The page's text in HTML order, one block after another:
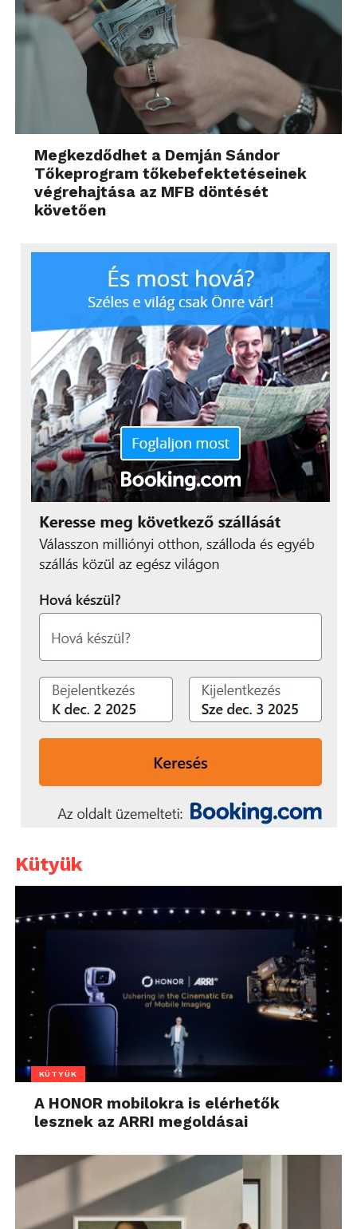
Megkezdődhet a Demján Sándor
Tőkeprogram tőkebefektetéseinek
végrehajtása az MFB döntését
követően
Kütyük
KÜTYÜK
A HONOR mobilokra is elérhetők
lesznek az ARRI megoldásai